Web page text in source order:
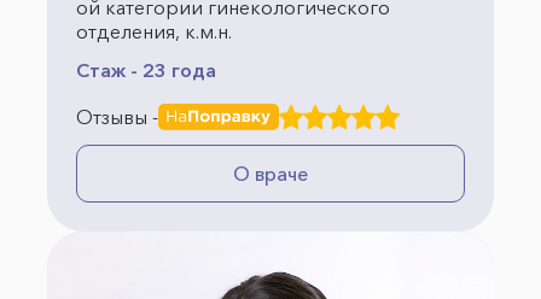
ой категории гинекологического
отделения, к.м.н.
Стаж - 23 года
Отзывы -
О враче